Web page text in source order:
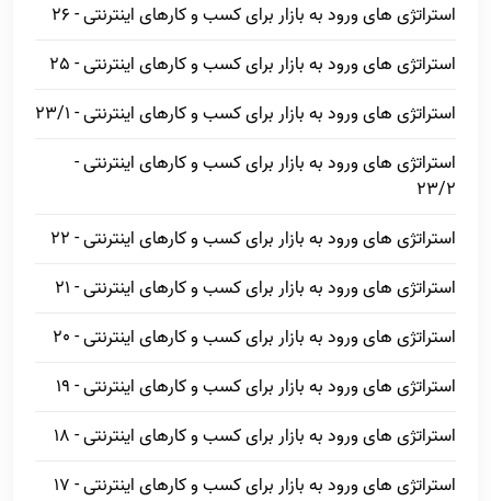
استراتژی های ورود به بازار برای کسب و کارهای اینترنتی - 26
استراتژی های ورود به بازار برای کسب و کارهای اینترنتی - 25
استراتژی های ورود به بازار برای کسب و کارهای اینترنتی - 23/1
استراتژی های ورود به بازار برای کسب و کارهای اینترنتی -
23/2
استراتژی های ورود به بازار برای کسب و کارهای اینترنتی - 22
استراتژی های ورود به بازار برای کسب و کارهای اینترنتی - 21
استراتژی های ورود به بازار برای کسب و کارهای اینترنتی - 20
استراتژی های ورود به بازار برای کسب و کارهای اینترنتی - 19
استراتژی های ورود به بازار برای کسب و کارهای اینترنتی - 18
استراتژی های ورود به بازار برای کسب و کارهای اینترنتی - 17